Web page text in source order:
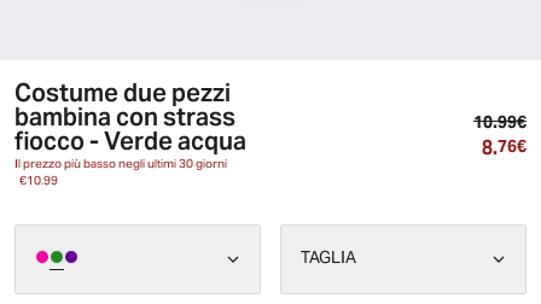
Costume due pezzi
bambina con strass
fiocco - Verde acqua
Il prezzo più basso negli ultimi 30 giorni
€10.99
10.99€
8.76€
TAGLIA